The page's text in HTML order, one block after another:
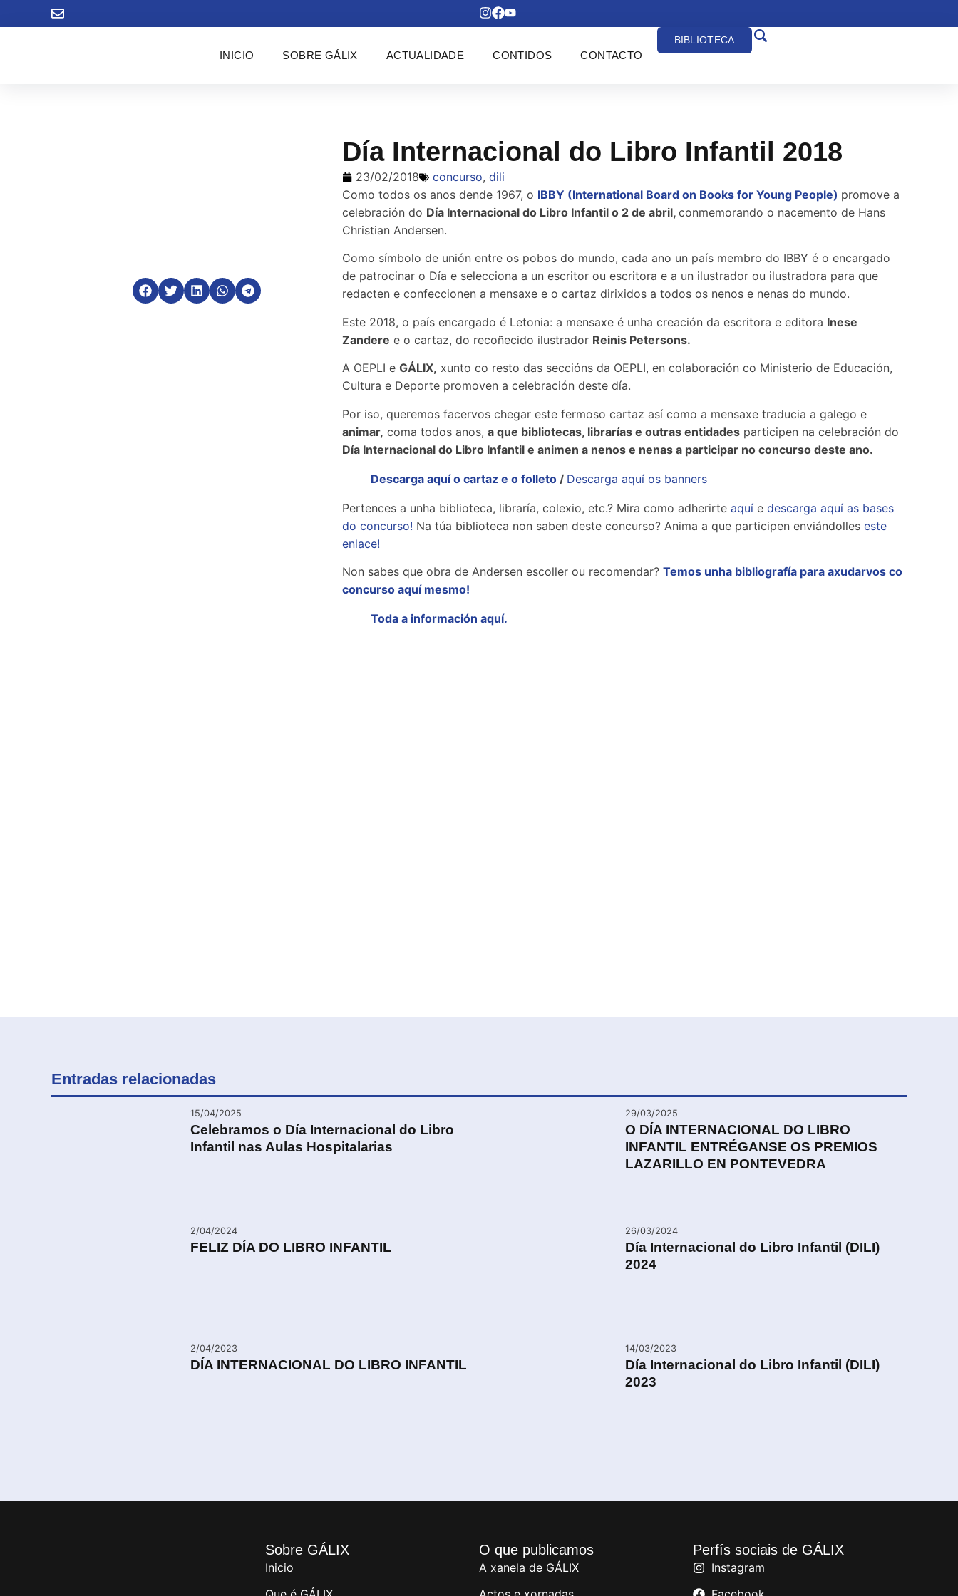
INICIO SOBRE GÁLIX ACTUALIDADE CONTIDOS CONTACTO
BIBLIOTECA
Día Internacional do Libro Infantil 2018
23/02/2018 concurso, dili
Como todos os anos dende 1967, o IBBY (International Board on Books for Young People) promove a
celebración do Día Internacional do Libro Infantil o 2 de abril, conmemorando o nacemento de Hans
Christian Andersen.
Como símbolo de unión entre os pobos do mundo, cada ano un país membro do IBBY é o encargado
de patrocinar o Día e selecciona a un escritor ou escritora e a un ilustrador ou ilustradora para que
redacten e confeccionen a mensaxe e o cartaz dirixidos a todos os nenos e nenas do mundo.
Este 2018, o país encargado é Letonia: a mensaxe é unha creación da escritora e editora Inese
Zandere e o cartaz, do recoñecido ilustrador Reinis Petersons.
A OEPLI e GÁLIX, xunto co resto das seccións da OEPLI, en colaboración co Ministerio de Educación,
Cultura e Deporte promoven a celebración deste día.
Por iso, queremos facervos chegar este fermoso cartaz así como a mensaxe traducia a galego e
animar, coma todos anos, a que bibliotecas, librarías e outras entidades participen na celebración do
Día Internacional do Libro Infantil e animen a nenos e nenas a participar no concurso deste ano.
Descarga aquí o cartaz e o folleto / Descarga aquí os banners
Pertences a unha biblioteca, libraría, colexio, etc.? Mira como adherirte aquí e descarga aquí as bases
do concurso! Na túa biblioteca non saben deste concurso? Anima a que participen enviándolles este
enlace!
Non sabes que obra de Andersen escoller ou recomendar? Temos unha bibliografía para axudarvos co
concurso aquí mesmo!
Toda a información aquí.
Entradas relacionadas
15/04/2025
Celebramos o Día Internacional do Libro
Infantil nas Aulas Hospitalarias
29/03/2025
O DÍA INTERNACIONAL DO LIBRO
INFANTIL ENTRÉGANSE OS PREMIOS
LAZARILLO EN PONTEVEDRA
2/04/2024
FELIZ DÍA DO LIBRO INFANTIL
26/03/2024
Día Internacional do Libro Infantil (DILI)
2024
2/04/2023
DÍA INTERNACIONAL DO LIBRO INFANTIL
14/03/2023
Día Internacional do Libro Infantil (DILI)
2023
Sobre GÁLIX
Inicio
O que publicamos
A xanela de GÁLIX
Perfís sociais de GÁLIX
Instagram